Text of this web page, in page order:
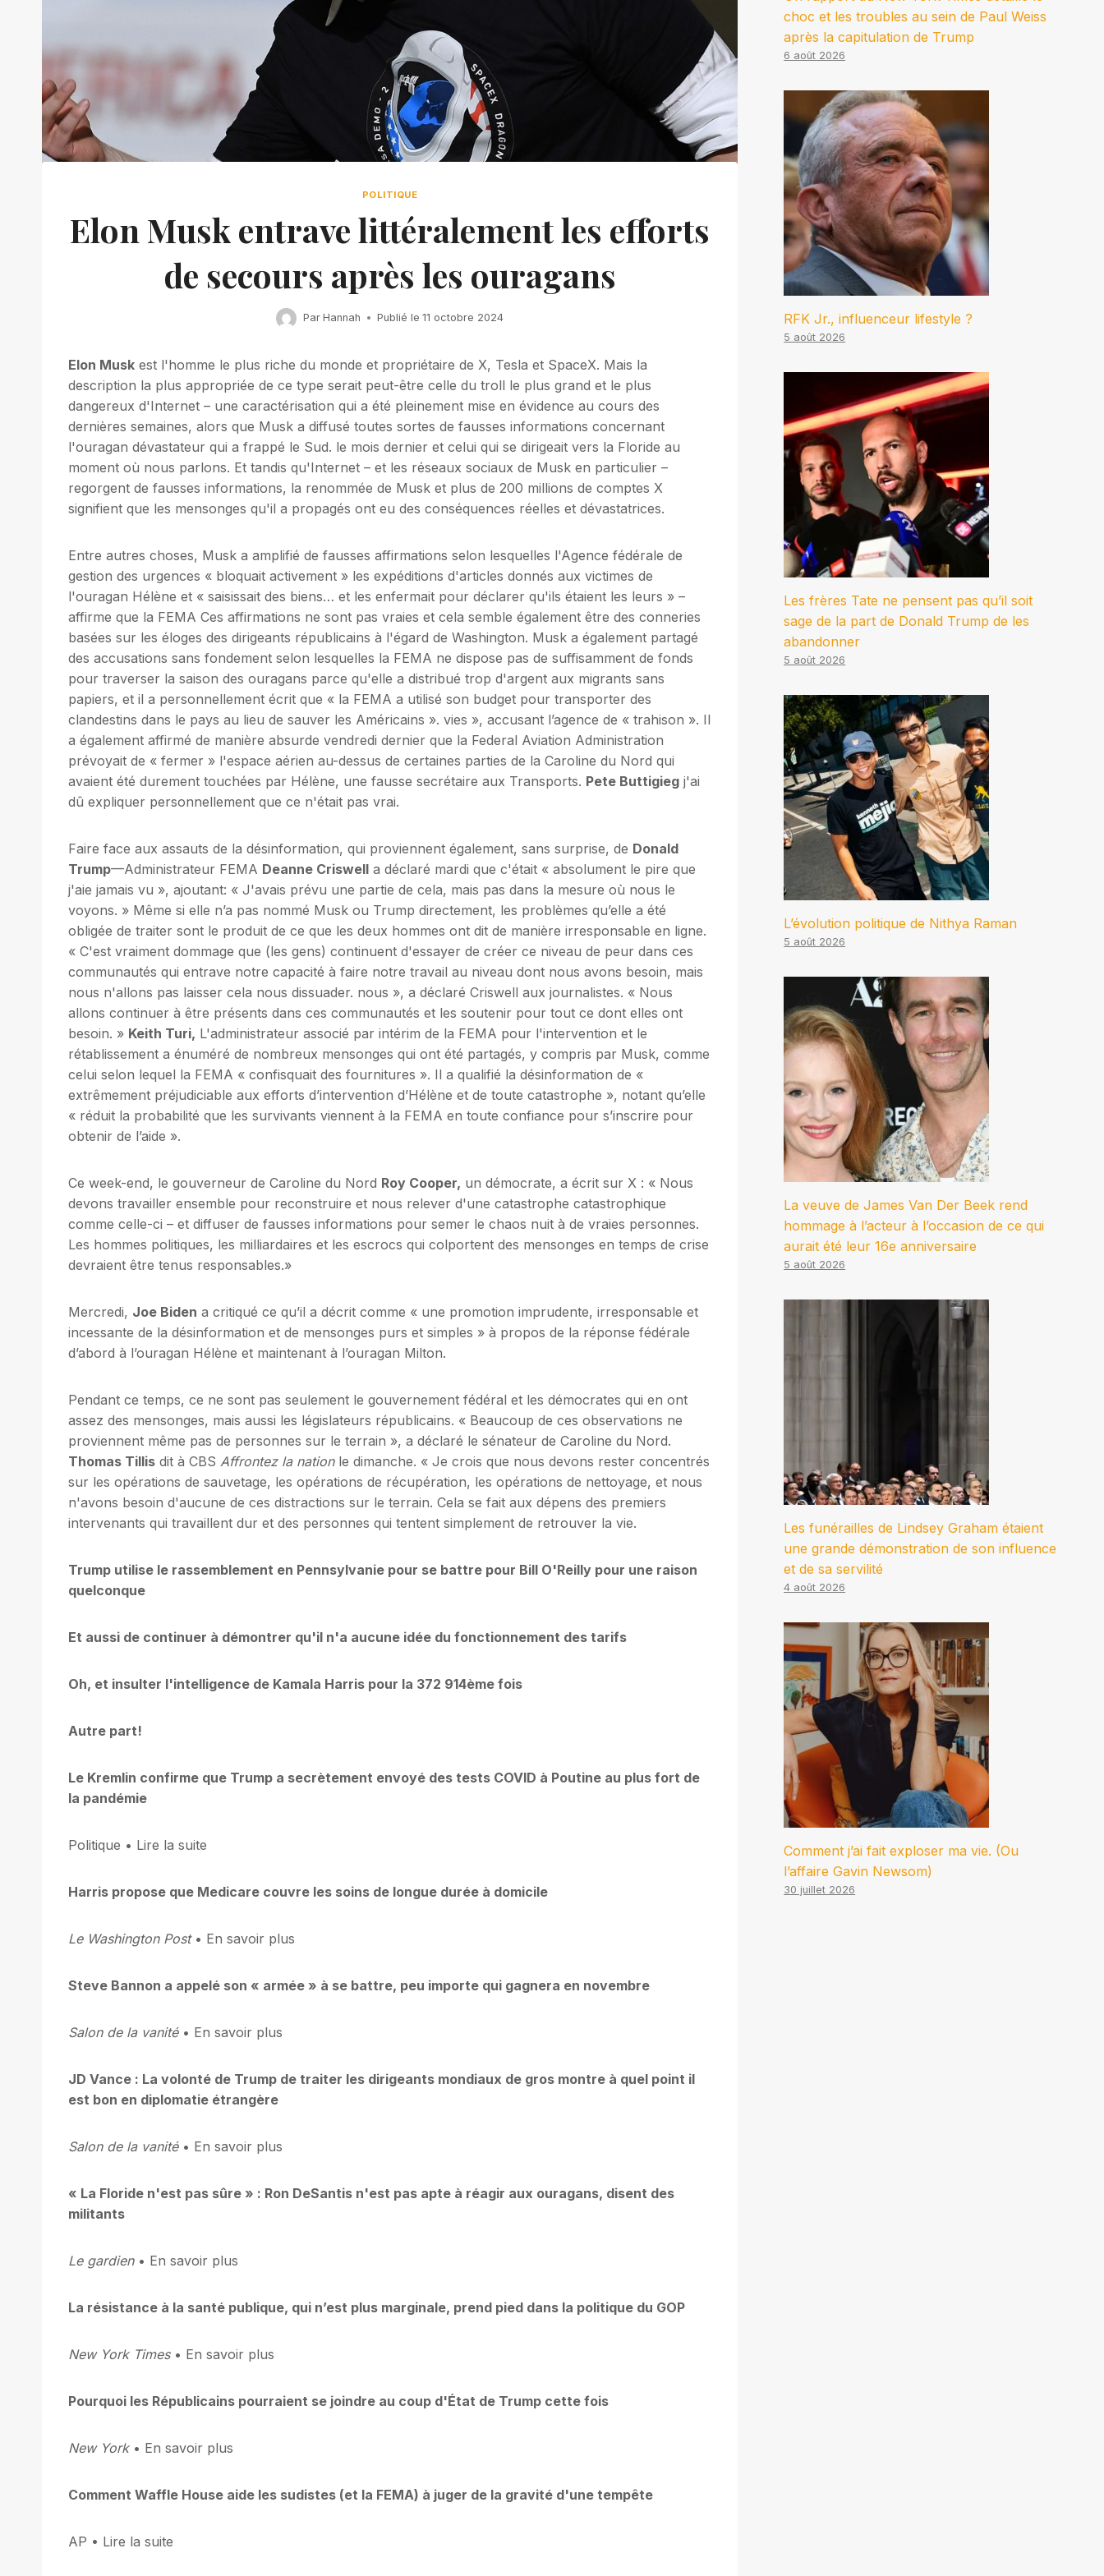
POLITIQUE
Elon Musk entrave littéralement les efforts
de secours après les ouragans
Par Hannah Publié le 11 octobre 2024
Elon Musk est l'homme le plus riche du monde et propriétaire de X, Tesla et SpaceX. Mais la
description la plus appropriée de ce type serait peut-être celle du troll le plus grand et le plus
dangereux d'Internet – une caractérisation qui a été pleinement mise en évidence au cours des
dernières semaines, alors que Musk a diffusé toutes sortes de fausses informations concernant
l'ouragan dévastateur qui a frappé le Sud. le mois dernier et celui qui se dirigeait vers la Floride au
moment où nous parlons. Et tandis qu'Internet – et les réseaux sociaux de Musk en particulier –
regorgent de fausses informations, la renommée de Musk et plus de 200 millions de comptes X
signifient que les mensonges qu'il a propagés ont eu des conséquences réelles et dévastatrices.
Entre autres choses, Musk a amplifié de fausses affirmations selon lesquelles l'Agence fédérale de
gestion des urgences « bloquait activement » les expéditions d'articles donnés aux victimes de
l'ouragan Hélène et « saisissait des biens… et les enfermait pour déclarer qu'ils étaient les leurs » –
affirme que la FEMA Ces affirmations ne sont pas vraies et cela semble également être des conneries
basées sur les éloges des dirigeants républicains à l'égard de Washington. Musk a également partagé
des accusations sans fondement selon lesquelles la FEMA ne dispose pas de suffisamment de fonds
pour traverser la saison des ouragans parce qu'elle a distribué trop d'argent aux migrants sans
papiers, et il a personnellement écrit que « la FEMA a utilisé son budget pour transporter des
clandestins dans le pays au lieu de sauver les Américains ». vies », accusant l’agence de « trahison ». Il
a également affirmé de manière absurde vendredi dernier que la Federal Aviation Administration
prévoyait de « fermer » l'espace aérien au-dessus de certaines parties de la Caroline du Nord qui
avaient été durement touchées par Hélène, une fausse secrétaire aux Transports. Pete Buttigieg j'ai
dû expliquer personnellement que ce n'était pas vrai.
Faire face aux assauts de la désinformation, qui proviennent également, sans surprise, de Donald
Trump—Administrateur FEMA Deanne Criswell a déclaré mardi que c'était « absolument le pire que
j'aie jamais vu », ajoutant: « J'avais prévu une partie de cela, mais pas dans la mesure où nous le
voyons. » Même si elle n’a pas nommé Musk ou Trump directement, les problèmes qu’elle a été
obligée de traiter sont le produit de ce que les deux hommes ont dit de manière irresponsable en ligne.
« C'est vraiment dommage que (les gens) continuent d'essayer de créer ce niveau de peur dans ces
communautés qui entrave notre capacité à faire notre travail au niveau dont nous avons besoin, mais
nous n'allons pas laisser cela nous dissuader. nous », a déclaré Criswell aux journalistes. « Nous
allons continuer à être présents dans ces communautés et les soutenir pour tout ce dont elles ont
besoin. » Keith Turi, L'administrateur associé par intérim de la FEMA pour l'intervention et le
rétablissement a énuméré de nombreux mensonges qui ont été partagés, y compris par Musk, comme
celui selon lequel la FEMA « confisquait des fournitures ». Il a qualifié la désinformation de «
extrêmement préjudiciable aux efforts d’intervention d’Hélène et de toute catastrophe », notant qu’elle
« réduit la probabilité que les survivants viennent à la FEMA en toute confiance pour s’inscrire pour
obtenir de l’aide ».
Ce week-end, le gouverneur de Caroline du Nord Roy Cooper, un démocrate, a écrit sur X : « Nous
devons travailler ensemble pour reconstruire et nous relever d'une catastrophe catastrophique
comme celle-ci – et diffuser de fausses informations pour semer le chaos nuit à de vraies personnes.
Les hommes politiques, les milliardaires et les escrocs qui colportent des mensonges en temps de crise
devraient être tenus responsables.»
Mercredi, Joe Biden a critiqué ce qu’il a décrit comme « une promotion imprudente, irresponsable et
incessante de la désinformation et de mensonges purs et simples » à propos de la réponse fédérale
d’abord à l’ouragan Hélène et maintenant à l’ouragan Milton.
Pendant ce temps, ce ne sont pas seulement le gouvernement fédéral et les démocrates qui en ont
assez des mensonges, mais aussi les législateurs républicains. « Beaucoup de ces observations ne
proviennent même pas de personnes sur le terrain », a déclaré le sénateur de Caroline du Nord.
Thomas Tillis dit à CBS Affrontez la nationle dimanche. « Je crois que nous devons rester concentrés
sur les opérations de sauvetage, les opérations de récupération, les opérations de nettoyage, et nous
n'avons besoin d'aucune de ces distractions sur le terrain. Cela se fait aux dépens des premiers
intervenants qui travaillent dur et des personnes qui tentent simplement de retrouver la vie.
Trump utilise le rassemblement en Pennsylvanie pour se battre pour Bill O'Reilly pour une raison
quelconque
Et aussi de continuer à démontrer qu'il n'a aucune idée du fonctionnement des tarifs
Oh, et insulter l'intelligence de Kamala Harris pour la 372 914ème fois
Autre part!
Le Kremlin confirme que Trump a secrètement envoyé des tests COVID à Poutine au plus fort de
la pandémie
Politique • Lire la suite
Harris propose que Medicare couvre les soins de longue durée à domicile
Le Washington Post• En savoir plus
Steve Bannon a appelé son « armée » à se battre, peu importe qui gagnera en novembre
Salon de la vanité• En savoir plus
JD Vance : La volonté de Trump de traiter les dirigeants mondiaux de gros montre à quel point il
est bon en diplomatie étrangère
Salon de la vanité• En savoir plus
« La Floride n'est pas sûre » : Ron DeSantis n'est pas apte à réagir aux ouragans, disent des
militants
Le gardien• En savoir plus
La résistance à la santé publique, qui n’est plus marginale, prend pied dans la politique du GOP
New York Times• En savoir plus
Pourquoi les Républicains pourraient se joindre au coup d'État de Trump cette fois
New York• En savoir plus
Comment Waffle House aide les sudistes (et la FEMA) à juger de la gravité d'une tempête
AP • Lire la suite
choc et les troubles au sein de Paul Weiss
après la capitulation de Trump
6 août 2026
RFK Jr., influenceur lifestyle ?
5 août 2026
Les frères Tate ne pensent pas qu’il soit
sage de la part de Donald Trump de les
abandonner
5 août 2026
L’évolution politique de Nithya Raman
5 août 2026
La veuve de James Van Der Beek rend
hommage à l’acteur à l’occasion de ce qui
aurait été leur 16e anniversaire
5 août 2026
Les funérailles de Lindsey Graham étaient
une grande démonstration de son influence
et de sa servilité
4 août 2026
Comment j’ai fait exploser ma vie. (Ou
l’affaire Gavin Newsom)
30 juillet 2026